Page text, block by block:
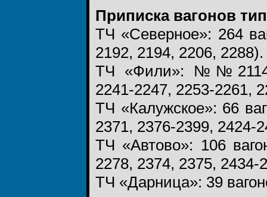
Приписка вагонов
ТЧ «Северное»: 264
2192, 2194, 2206, 2288).
ТЧ «Фили»: №№2114-
2241-2247, 2253-2261,
ТЧ «Калужское»: 66
2371, 2376-2399, 2424-
ТЧ «Автово»: 106
2278, 2374, 2375, 2434-
ТЧ «Дарница»: 39